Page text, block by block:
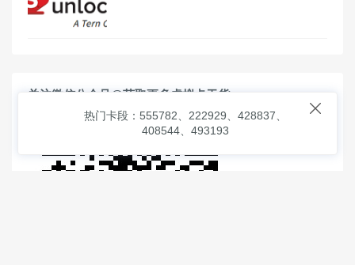
关注微信公众号@获取更多虚拟卡干货

热门卡段：555782、222929、428837、
408544、493193